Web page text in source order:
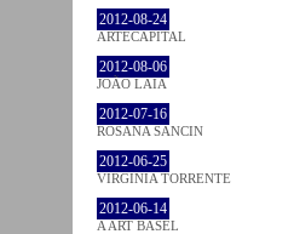
2012-08-24
ARTECAPITAL
2012-08-06
JOÃO LAIA
2012-07-16
ROSANA SANCIN
2012-06-25
VIRGINIA TORRENTE
2012-06-14
A ART BASEL